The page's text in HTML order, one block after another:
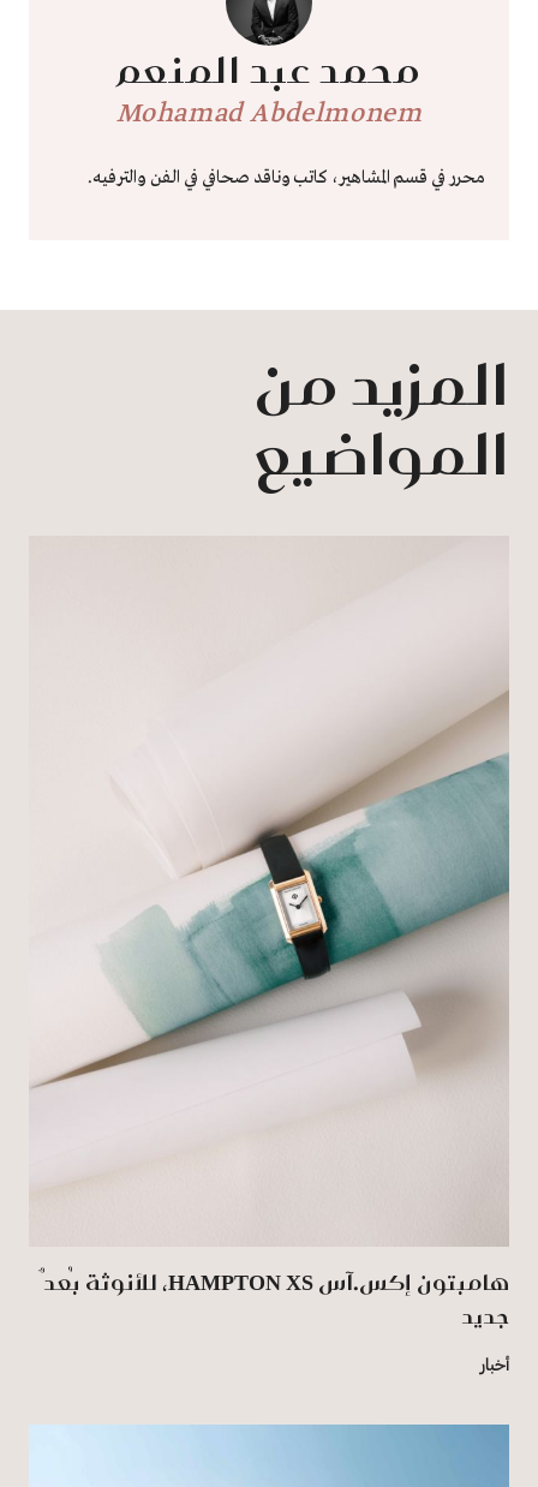
محمد عبد المنعم
Mohamad Abdelmonem
محرر في قسم المشاهير، كاتب وناقد صحافي في الفن والترفيه.
المزيد من
المواضيع
هامبتون إكس.آس HAMPTON XS، للأنوثة بُعدٌ
جديد
أخبار